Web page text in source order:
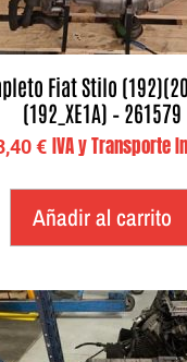
Fiat Stilo
(192_XE1A) – 261579
€ IVA y Transporte
Añadir al carrito